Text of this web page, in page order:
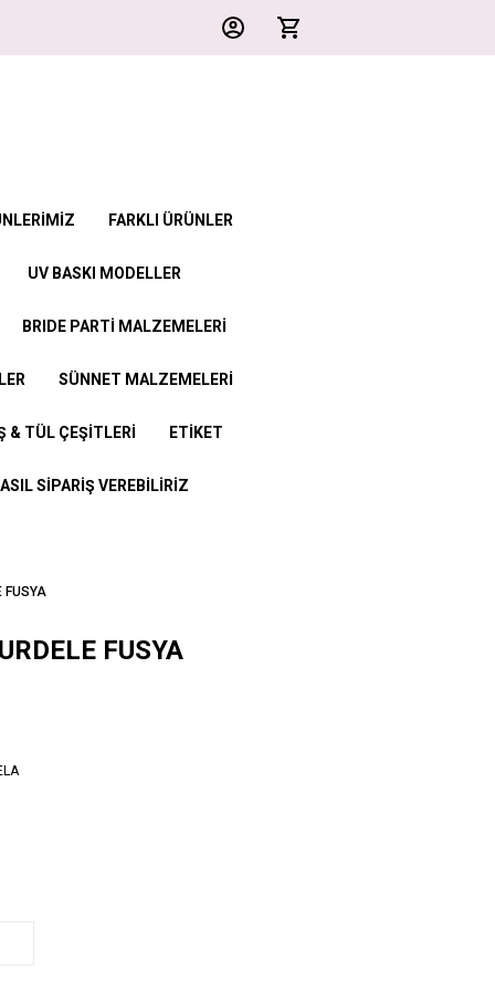
FARKLI ÜRÜNLER
UV BASKI MODELLER
BRIDE PARTİ MALZEMELERİ
SÜNNET MALZEMELERİ
& TÜL ÇEŞİTLERİ ETİKET
SİPARİŞ VEREBİLİRİZ
FUSYA
FUSYA